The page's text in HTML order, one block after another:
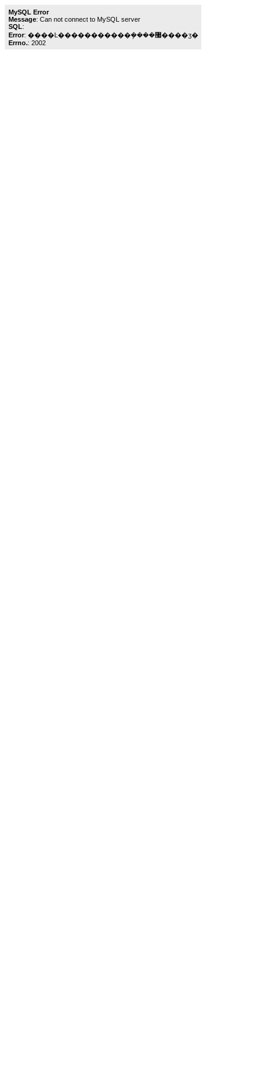
MySQL Error
Message: Can not connect to MySQL server
SQL:
Error
: ����Ŀ�����������ܾ����޷����ӡ�
Errno.: 2002